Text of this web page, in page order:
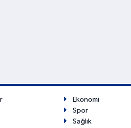
Ekonomi
Spor
Sağlık